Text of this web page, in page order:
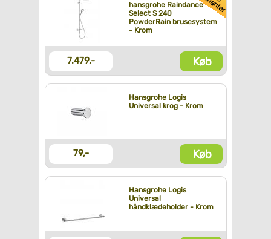
hansgrohe Raindance
Select S 240
PowderRain brusesystem
- Krom
7.479,- Køb
Hansgrohe Logis
Universal krog - Krom
79,- Køb
Hansgrohe Logis
Universal
håndklædeholder - Krom